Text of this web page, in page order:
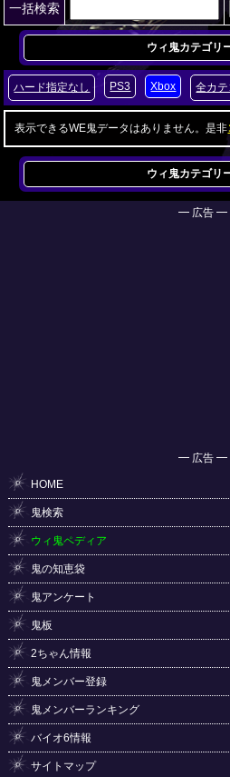
一括検索
ウィ鬼カテゴリ
ハード指定なし PS3 Xbox 全カテ
表示できるWE鬼データはありません。是非
ウィ鬼カテゴリ
━ 広告 ━
━ 広告 ━
HOME
鬼検索
ウィ鬼ペディア
鬼の知恵袋
鬼アンケート
鬼板
2ちゃん情報
鬼メンバー登録
鬼メンバーランキング
バイオ6情報
サイトマップ